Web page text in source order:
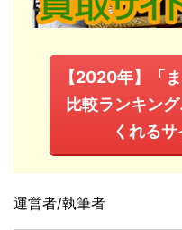
【2020年】「
比較ランキン
くれるサ
運営者/執筆者